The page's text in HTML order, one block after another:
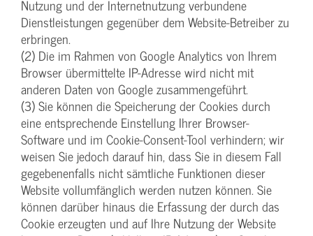
Nutzung und der Internetnutzung verbundene
Dienstleistungen gegenüber dem Website-Betreiber zu
erbringen.
(2) Die im Rahmen von Google Analytics von Ihrem
Browser übermittelte IP-Adresse wird nicht mit
anderen Daten von Google zusammengeführt.
(3) Sie können die Speicherung der Cookies durch
eine entsprechende Einstellung Ihrer Browser-
Software und im Cookie-Consent-Tool verhindern; wir
weisen Sie jedoch darauf hin, dass Sie in diesem Fall
gegebenenfalls nicht sämtliche Funktionen dieser
Website vollumfänglich werden nutzen können. Sie
können darüber hinaus die Erfassung der durch das
Cookie erzeugten und auf Ihre Nutzung der Website